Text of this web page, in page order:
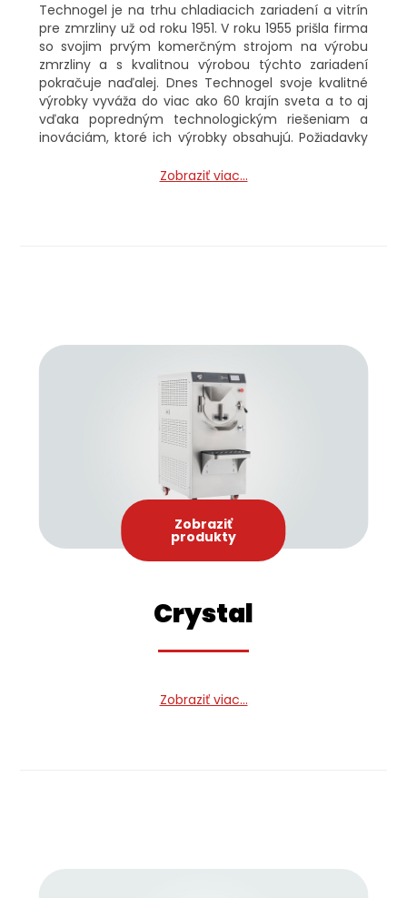
Technogel je na trhu chladiacich zariadení a vitrín
pre zmrzliny už od roku 1951. V roku 1955 prišla firma
so svojim prvým komerčným strojom na výrobu
zmrzliny a s kvalitnou výrobou týchto zariadení
pokračuje naďalej. Dnes Technogel svoje kvalitné
výrobky vyváža do viac ako 60 krajín sveta a to aj
vďaka popredným technologickým riešeniam a
inováciám, ktoré ich výrobky obsahujú. Požiadavky
mieste, čoho dôkazom sú aj prísne kontroly vo
Zobraziť viac...
Zobraziť
produkty
Crystal
Zobraziť viac...